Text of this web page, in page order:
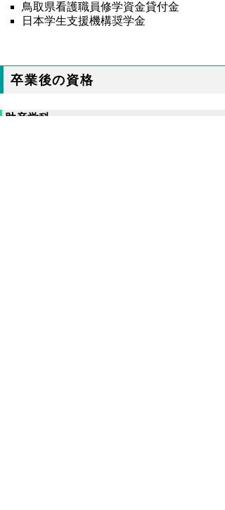
鳥取県看護職員修学資金貸付金
日本学生支援機構奨学金
卒業後の資格
助産学科